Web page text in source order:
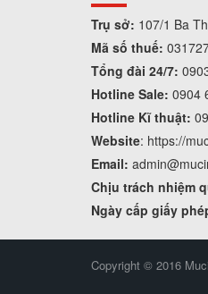
Trụ sở: 107/1 Ba
Mã số thuế:
Tổng đài 24/7:
Hotline Sale: 0904
Hotline Kĩ thuật:
Website: https://
Email: admin
Chịu trách nhiệm
Ngày cấp giấy
Copyright © 2016